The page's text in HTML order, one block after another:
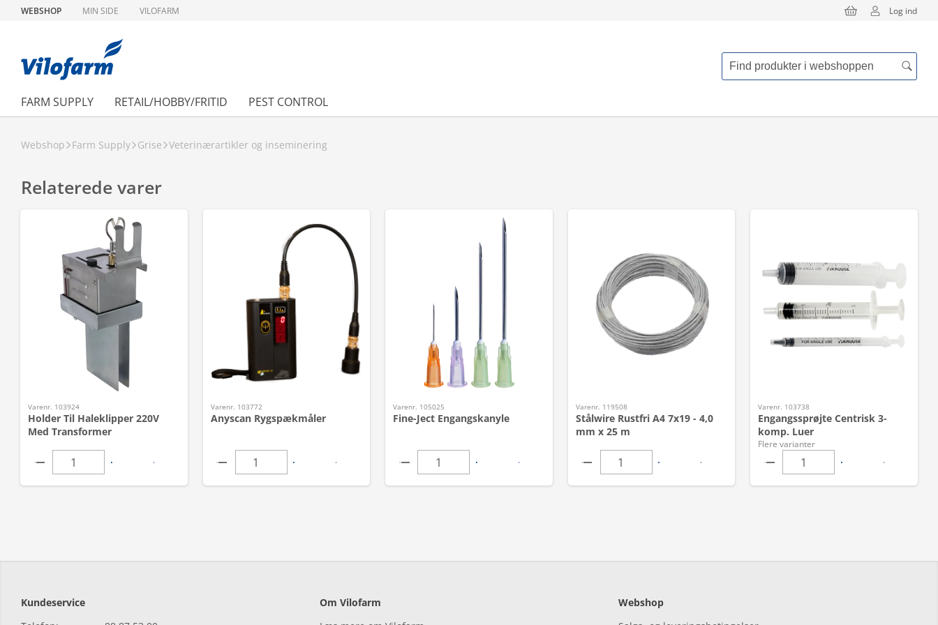
WEBSHOP MIN SIDE VILOFARM Log ind
FARM SUPPLY RETAIL/HOBBY/FRITID PEST CONTROL
Webshop Farm Supply Grise Veterinærartikler og inseminering
Relaterede varer
Varenr. 103924
Holder Til Haleklipper 220V
Med Transformer
Varenr. 103772
Anyscan Rygspækmåler
Varenr. 105025
Fine-Ject Engangskanyle
Varenr. 119508
Stålwire Rustfri A4 7x19 - 4,0
mm x 25 m
Varenr. 103738
Engangssprøjte Centrisk 3-
komp. Luer
Flere varianter
Kundeservice
Om Vilofarm
Webshop